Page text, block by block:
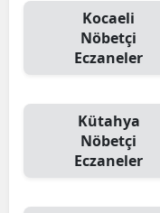
Kocaeli
Nöbetçi
Eczaneler
Kütahya
Nöbetçi
Eczaneler